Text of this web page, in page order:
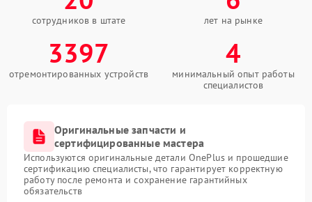
сотрудников в штате лет на рынке
3397
отремонтированных устройств
4
минимальный опыт работы
специалистов
Оригинальные запчасти и
сертифицированные мастера
Используются оригинальные детали OnePlus и прошедшие
сертификацию специалисты, что гарантирует корректную
работу после ремонта и сохранение гарантийных
обязательств